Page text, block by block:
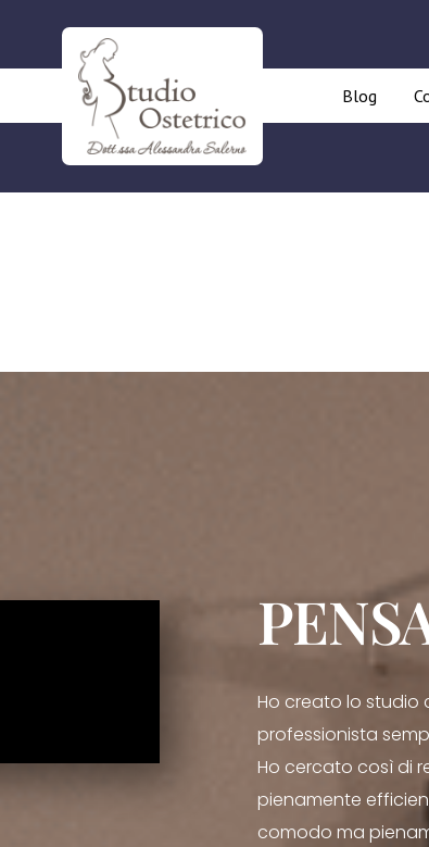
Blog
Ho creato lo studio
professionista
Ho cercato così di
pienamente
comodo ma